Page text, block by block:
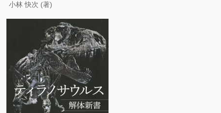
小林 快次 (著)